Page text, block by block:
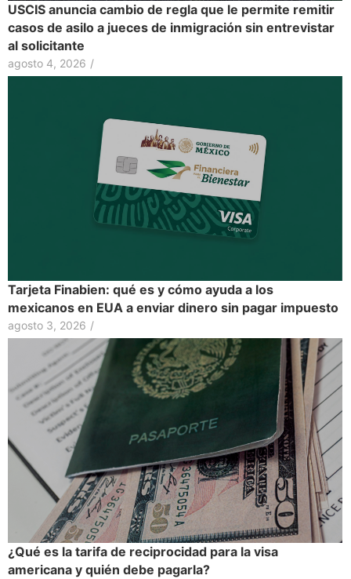
USCIS anuncia cambio de regla que le permite remitir
casos de asilo a jueces de inmigración sin entrevistar
al solicitante
agosto 4, 2026 /
Tarjeta Finabien: qué es y cómo ayuda a los
mexicanos en EUA a enviar dinero sin pagar impuesto
agosto 3, 2026 /
¿Qué es la tarifa de reciprocidad para la visa
americana y quién debe pagarla?